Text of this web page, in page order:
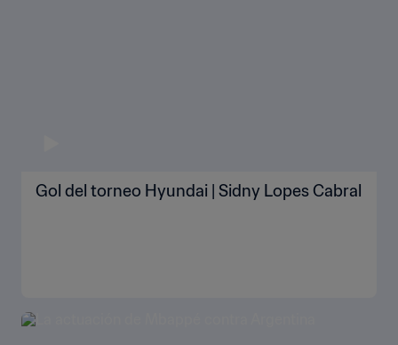
Gol del torneo Hyundai | Sidny Lopes Cabral